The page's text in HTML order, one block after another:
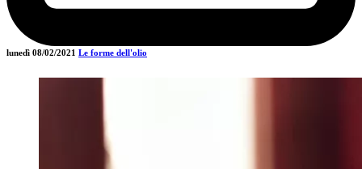
lunedì 08/02/2021 Le forme dell'olio